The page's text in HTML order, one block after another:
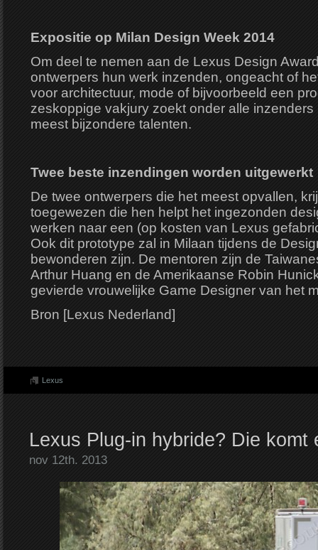
Expositie op Milan Design Week 2014
Om deel te nemen aan de Lexus Design
ontwerpers hun werk inzenden, ongeacht of
voor architectuur, mode of bijvoorbeeld een
zeskoppige vakjury zoekt onder alle inzenders
meest bijzondere talenten.
Twee beste inzendingen worden uitgewerkt
De twee ontwerpers die het meest opvallen,
toegewezen die hen helpt het ingezonden
werken naar een (op kosten van Lexus
Ook dit prototype zal in Milaan tijdens de
bewonderen zijn. De mentoren zijn de
Arthur Huang en de Amerikaanse Robin
gevierde vrouwelijke Game Designer van het
Bron [Lexus Nederland]
Lexus
Lexus Plug-in hybride? Die komt
nov 12th. 2013